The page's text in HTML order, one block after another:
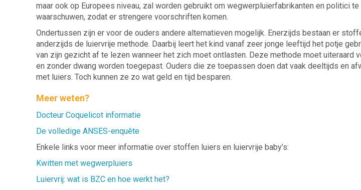
maar ook op Europees niveau, zal worden gebruikt om wegwerpluierfabrikanten en politici te
waarschuwen, zodat er strengere voorschriften komen.
Ondertussen zijn er voor de ouders andere alternatieven mogelijk. Enerzijds bestaan er
anderzijds de luiervrije methode. Daarbij leert het kind vanaf zeer jonge leeftijd het potje
van zijn gezicht af te lezen wanneer het zich moet ontlasten. Deze methode moet uiteraard
en zonder dwang worden toegepast. Ouders die ze toepassen doen dat vaak deeltijds en
met luiers. Toch kunnen ze zo wat geld en tijd besparen.
Meer weten?
Docteur Coquelicot informatie
De volledige ANSES-enquête
Enkele links voor meer informatie over stoffen luiers en luiervrije baby’s:
Kwitten met wegwerpluiers
Luiervrij: wat is BZC en hoe werkt het?